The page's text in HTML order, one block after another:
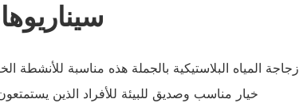
زجاجة المياه البلاستيكية بالجملة هذه مناسبة للأنشطة
خيار مناسب وصديق للبيئة للأفراد الذين